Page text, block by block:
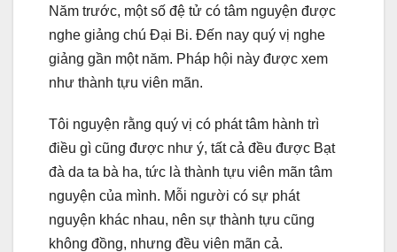
Năm trước, một số đệ tử có tâm nguyện được
nghe giảng chú Đại Bi. Đến nay quý vị nghe
giảng gần một năm. Pháp hội này được xem
như thành tựu viên mãn.
Tôi nguyện rằng quý vị có phát tâm hành trì
điều gì cũng được như ý, tất cả đều được Bạt
đà da ta bà ha, tức là thành tựu viên mãn tâm
nguyện của mình. Mỗi người có sự phát
nguyện khác nhau, nên sự thành tựu cũng
không đồng, nhưng đều viên mãn cả.